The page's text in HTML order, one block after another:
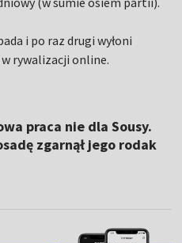
i po raz drugi wyłoni
rywalizacji online.
praca nie dla Sousy.
zgarnął jego rodak